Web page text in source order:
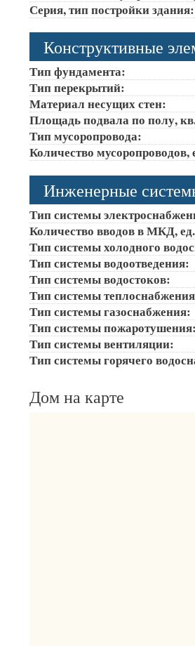
Серия, тип постройки здания:
Конструктивные
Тип фундамента:
Тип перекрытий:
Материал несущих стен:
Площадь подвала по полу,
Тип мусоропровода:
Количество мусоропроводов,
Инженерные
Тип системы
Количество вводов в МКД,
Тип системы холодного
Тип системы водоотведения:
Тип системы водостоков:
Тип системы
Тип системы газоснабжения:
Тип системы пожаротушения:
Тип системы вентиляции:
Тип системы горячего
Дом на карте